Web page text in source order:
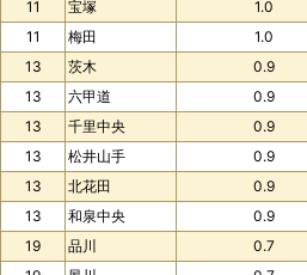
11
宝塚
1.0
11
梅田
1.0
13
茨木
0.9
13
六甲道
0.9
13
千里中央
0.9
13
松井山手
0.9
13
北花田
0.9
13
和泉中央
0.9
19
品川
0.7